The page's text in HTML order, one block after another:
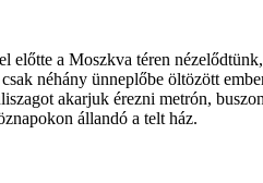
a Moszkva téren
néhány ünneplőbe öltözött
akarjuk érezni metrón,
állandó a telt ház.